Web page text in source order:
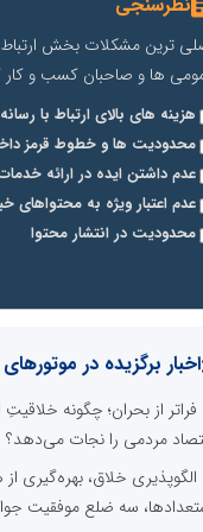
ترین مشکلات بخش ارتباط
ها و صاحبان کسب و کار
هزینه های بالای ارتباط با
محدودیت ها و خطوط قرمز
عدم داشتن ایده در ارائه
عدم اعتبار ویژه به محتواهای
محدودیت در انتشار محتوا
اخبار برگزیده در
فراتر از بحران؛ چگونه
مردمی را نجات می‌دهد؟
الگوپذیری خلاق،
سه ضلع موفقیت